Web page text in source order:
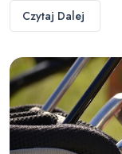
Czytaj Dalej